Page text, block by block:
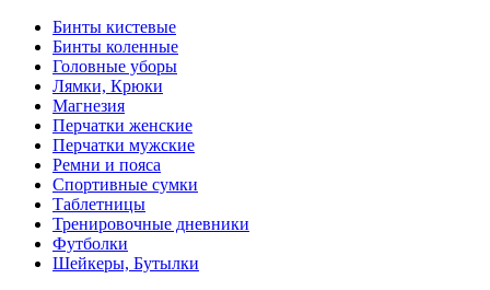
Бинты кистевые
Бинты коленные
Головные уборы
Лямки, Крюки
Магнезия
Перчатки женские
Перчатки мужские
Ремни и пояса
Спортивные сумки
Таблетницы
Тренировочные дневники
Футболки
Шейкеры, Бутылки